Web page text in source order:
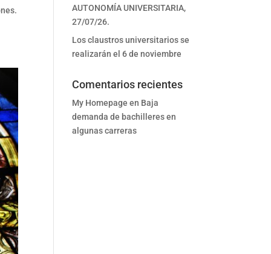
AUTONOMÍA UNIVERSITARIA,
27/07/26.
Los claustros universitarios se
realizarán el 6 de noviembre
Comentarios recientes
My Homepage en Baja
demanda de bachilleres en
algunas carreras